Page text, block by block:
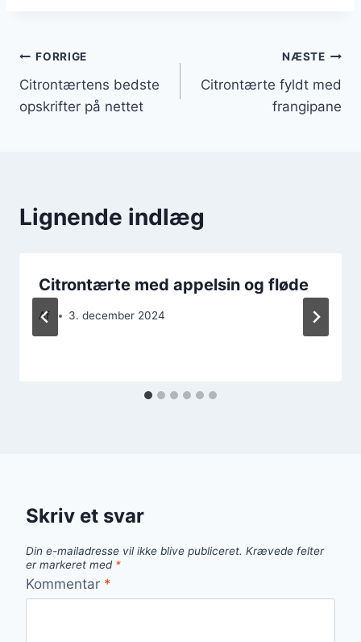
Indlægsnavigation
FORRIGE
Citrontærtens bedste
opskrifter på nettet
NÆSTE
Citrontærte fyldt med
frangipane
Lignende indlæg
Citrontærte med appelsin og fløde
Af 3. december 2024
Skriv et svar
Din e-mailadresse vil ikke blive publiceret. Krævede felter
er markeret med *
Kommentar *